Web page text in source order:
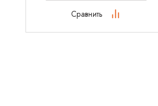
Сравнить